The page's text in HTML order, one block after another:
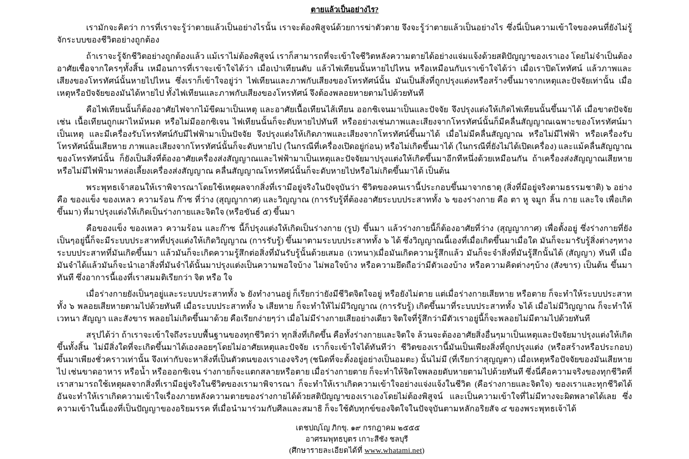
ตายแล้วเป็นอย่างไร?
เรามักจะคิดว่า การที่เราจะรู้ว่าตายแล้วเป็นอย่างไรนั้น เราจะต้องพิสูจน์ด้วยการฆ่าตัวตาย จึงจะรู้ว่าตายแล้วเป็นอย่างไร ซึ่งนี่เป็นความเข้าใจของคนที่ยังไม่รู้
จักระบบของชีวิตอย่างถูกต้อง
ถ้าเราจะรู้จักชีวิตอย่างถูกต้องแล้ว แม้เราไม่ต้องพิสูจน์ เราก็สามารถที่จะเข้าใจชีวิตหลังความตายได้อย่างแจ่มแจ้งด้วยสติปัญญาของเราเอง โดยไม่จำเป็นต้อง
อาศัยเชื่อจากใครๆทั้งสิ้น เหมือนการที่เราจะเข้าใจได้ว่า เมื่อเป่าเทียนดับ แล้วไฟเทียนนั้นหายไปไหน หรือเหมือนกับเราเข้าใจได้ว่า เมื่อเราปิดโททัศน์ แล้วภาพและ
เสียงของโทรทัศน์นั้นหายไปไหน ซึ่งเราก็เข้าใจอยู่ว่า ไฟเทียนและภาพกับเสียงของโทรทัศน์นั้น มันเป็นสิ่งที่ถูกปรุงแต่งหรือสร้างขึ้นมาจากเหตุและปัจจัยเท่านั้น เมื่อ
เหตุหรือปัจจัยของมันได้หายไป ทั้งไฟเทียนและภาพกับเสียงของโทรทัศน์ จึงต้องพลอยหายตามไปด้วยทันที
คือไฟเทียนนั้นก็ต้องอาศัยไฟจากไม้ขีดมาเป็นเหตุ และอาศัยเนื้อเทียนไส้เทียน ออกซิเจนมาเป็นและปัจจัย จึงปรุงแต่งให้เกิดไฟเทียนนั้นขึ้นมาได้ เมื่อขาดปัจจัย
เช่น เนื้อเทียนถูกเผาไหม้หมด หรือไม่มีออกซิเจน ไฟเทียนนั้นก็จะดับหายไปทันที หรืออย่างเช่นภาพและเสียงจากโทรทัศน์นั้นก็มีคลื่นสัญญาณเฉพาะของโทรทัศน์มา
เป็นเหตุ และมีเครื่องรับโทรทัศน์กับมีไฟฟ้ามาเป็นปัจจัย จึงปรุงแต่งให้เกิดภาพและเสียงจากโทรทัศน์ขึ้นมาได้ เมื่อไม่มีคลื่นสัญญาณ หรือไม่มีไฟฟ้า หรือเครื่องรับ
โทรทัศน์นั้นเสียหาย ภาพและเสียงจากโทรทัศน์นั้นก็จะดับหายไป (ในกรณีที่เครื่องเปิดอยู่ก่อน) หรือไม่เกิดขึ้นมาได้ (ในกรณีที่ยังไม่ได้เปิดเครื่อง) และแม้คลื่นสัญญาณ
ของโทรทัศน์นั้น ก็ยังเป็นสิ่งที่ต้องอาศัยเครื่องส่งสัญญาณและไฟฟ้ามาเป็นเหตุและปัจจัยมาปรุงแต่งให้เกิดขึ้นมาอีกทีหนึ่งด้วยเหมือนกัน ถ้าเครื่องส่งสัญญาณเสียหาย
หรือไม่มีไฟฟ้ามาหล่อเลี้ยงเครื่องส่งสัญญาณ คลื่นสัญญาณโทรทัศน์นั้นก็จะดับหายไปหรือไม่เกิดขึ้นมาได้ เป็นต้น
พระพุทธเจ้าสอนให้เราพิจารณาโดยใช้เหตุผลจากสิ่งที่เรามีอยู่จริงในปัจจุบันว่า ชีวิตของคนเรานี้ประกอบขึ้นมาจากธาตุ (สิ่งที่มีอยู่จริงตามธรรมชาติ) ๖ อย่าง
คือ ของแข็ง ของเหลว ความร้อน ก๊าซ ที่ว่าง (สุญญากาศ) และวิญญาณ (การรับรู้ที่ต้องอาศัยระบบประสาททั้ง ๖ ของร่างกาย คือ ตา หู จมูก ลิ้น กาย และใจ เพื่อเกิด
ขึ้นมา) ที่มาปรุงแต่งให้เกิดเป็นร่างกายและจิตใจ (หรือขันธ์ ๕) ขึ้นมา
คือของแข็ง ของเหลว ความร้อน และก๊าซ นี้ก็ปรุงแต่งให้เกิดเป็นร่างกาย (รูป) ขึ้นมา แล้วร่างกายนี้ก็ต้องอาศัยที่ว่าง (สุญญากาศ) เพื่อตั้งอยู่ ซึ่งร่างกายที่ยัง
เป็นๆอยู่นี้ก็จะมีระบบประสาทที่ปรุงแต่งให้เกิดวิญญาณ (การรับรู้) ขึ้นมาตามระบบประสาททั้ง ๖ ได้ ซึ่งวิญญาณนี้เองที่เมื่อเกิดขึ้นมาเมื่อใด มันก็จะมารับรู้สิ่งต่างๆทาง
ระบบประสาทที่มันเกิดขึ้นมา แล้วมันก็จะเกิดความรู้สึกต่อสิ่งที่มันรับรู้นั้นด้วยเสมอ (เวทนา)เมื่อมันเกิดความรู้สึกแล้ว มันก็จะจำสิ่งที่มันรู้สึกนั้นได้ (สัญญา) ทันที เมื่อ
มันจำได้แล้วมันก็จะนำเอาสิ่งที่มันจำได้นั้นมาปรุงแต่งเป็นความพอใจบ้าง ไม่พอใจบ้าง หรือความยึดถือว่ามีตัวเองบ้าง หรือความคิดต่างๆบ้าง (สังขาร) เป็นต้น ขึ้นมา
ทันที ซึ่งอาการนี้เองที่เราสมมติเรียกว่า จิต หรือ ใจ
เมื่อร่างกายยังเป็นๆอยู่และระบบประสาททั้ง ๖ ยังทำงานอยู่ ก็เรียกว่ายังมีชีวิตจิตใจอยู่ หรือยังไม่ตาย แต่เมื่อร่างกายเสียหาย หรือตาย ก็จะทำให้ระบบประสาท
ทั้ง ๖ พลอยเสียหายตามไปด้วยทันที เมื่อระบบประสาททั้ง ๖ เสียหาย ก็จะทำให้ไม่มีวิญญาณ (การรับรู้) เกิดขึ้นมาที่ระบบประสาททั้ง ๖ได้ เมื่อไม่มีวิญญาณ ก็จะทำให้
เวทนา สัญญา และสังขาร พลอยไม่เกิดขึ้นมาด้วย คือเรียกง่ายๆว่า เมื่อไม่มีร่างกายเสียอย่างเดียว จิตใจที่รู้สึกว่ามีตัวเราอยู่นี้ก็จะพลอยไม่มีตามไปด้วยทันที
สรุปได้ว่า ถ้าเราจะเข้าใจถึงระบบพื้นฐานของทุกชีวิตว่า ทุกสิ่งที่เกิดขึ้น คือทั้งร่างกายและจิตใจ ล้วนจะต้องอาศัยสิ่งอื่นๆมาเป็นเหตุและปัจจัยมาปรุงแต่งให้เกิด
ขึ้นทั้งสิ้น ไม่มีสิ่งใดที่จะเกิดขึ้นมาได้เองลอยๆโดยไม่อาศัยเหตุและปัจจัย เราก็จะเข้าใจได้ทันทีว่า ชีวิตของเรานี้มันเป็นเพียงสิ่งที่ถูกปรุงแต่ง (หรือสร้างหรือประกอบ)
ขึ้นมาเพียงชั่วคราวเท่านั้น จึงเท่ากับจะหาสิ่งที่เป็นตัวตนของเราเองจริงๆ (ชนิดที่จะตั้งอยู่อย่างเป็นอมตะ) นั้นไม่มี (ที่เรียกว่าสุญญตา) เมื่อเหตุหรือปัจจัยของมันเสียหาย
ไป เช่นขาดอาหาร หรือน้ำ หรือออกซิเจน ร่างกายก็จะแตกสลายหรือตาย เมื่อร่างกายตาย ก็จะทำให้จิตใจพลอยดับหายตามไปด้วยทันที ซึ่งนี่คือความจริงของทุกชีวิตที่
เราสามารถใช้เหตุผลจากสิ่งที่เรามีอยู่จริงในชีวิตของเรามาพิจารณา ก็จะทำให้เราเกิดความเข้าใจอย่างแจ่งแจ้งในชีวิต (คือร่างกายและจิตใจ) ของเราและทุกชีวิตได้
อันจะทำให้เราเกิดความเข้าใจเรื่องภายหลังความตายของร่างกายได้ด้วยสติปัญญาของเราเองโดยไม่ต้องพิสูจน์ และเป็นความเข้าใจที่ไม่มีทางจะผิดพลาดได้เลย ซึ่ง
ความเข้าในนี้เองที่เป็นปัญญาของอริยมรรค ที่เมื่อนำมาร่วมกับศีลและสมาธิ ก็จะใช้ดับทุกข์ของจิตใจในปัจจุบันตามหลักอริยสัจ ๔ ของพระพุทธเจ้าได้
เตชปญฺโญ ภิกขุ. ๑๙ กรกฎาคม ๒๕๕๕
อาศรมพุทธบุตร เกาะสีชัง ชลบุรี
(ศึกษารายละเอียดได้ที่ www.whatami.net)